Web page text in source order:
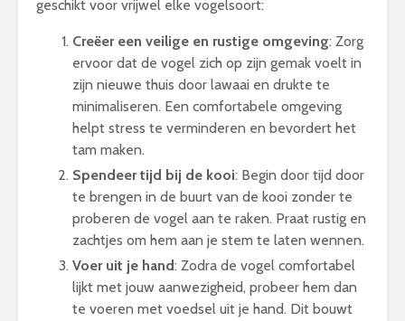
geschikt voor vrijwel elke vogelsoort:
Creëer een veilige en rustige omgeving: Zorg
ervoor dat de vogel zich op zijn gemak voelt in
zijn nieuwe thuis door lawaai en drukte te
minimaliseren. Een comfortabele omgeving
helpt stress te verminderen en bevordert het
tam maken.
Spendeer tijd bij de kooi: Begin door tijd door
te brengen in de buurt van de kooi zonder te
proberen de vogel aan te raken. Praat rustig en
zachtjes om hem aan je stem te laten wennen.
Voer uit je hand: Zodra de vogel comfortabel
lijkt met jouw aanwezigheid, probeer hem dan
te voeren met voedsel uit je hand. Dit bouwt